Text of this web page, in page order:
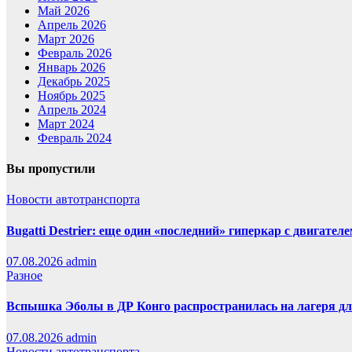
Май 2026
Апрель 2026
Март 2026
Февраль 2026
Январь 2026
Декабрь 2025
Ноябрь 2025
Апрель 2024
Март 2024
Февраль 2024
Вы пропустили
Новости автотранспорта
Bugatti Destrier: еще один «последний» гиперкар с
07.08.2026 admin
Разное
Вспышка Эболы в ДР Конго распространилась на лагеря
07.08.2026 admin